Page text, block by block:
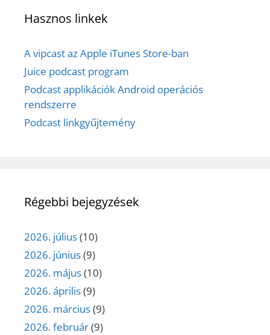
Hasznos linkek
A vipcast az Apple iTunes Store-ban
Juice podcast program
Podcast applikációk Android operációs
rendszerre
Podcast linkgyűjtemény
Régebbi bejegyzések
2026. július(10)
2026. június(9)
2026. május(10)
2026. április(9)
2026. március(9)
2026. február(9)